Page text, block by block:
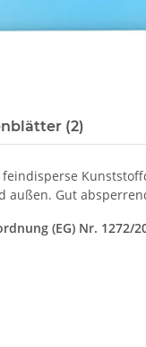
(2)
feindisperse
Gut
(EG) Nr. 1272/